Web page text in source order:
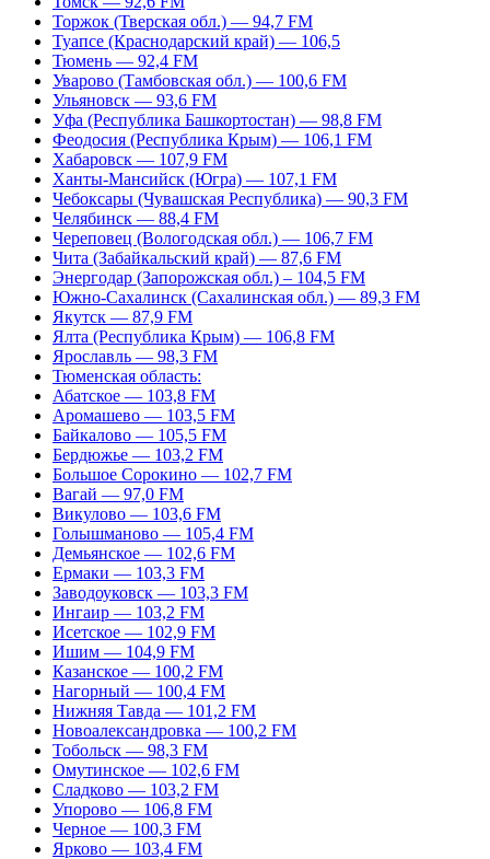
Торжок (Тверская обл.) — 94,7 FM
Туапсе (Краснодарский край) — 106,5
Тюмень — 92,4 FM
Уварово (Тамбовская обл.) — 100,6 FM
Ульяновск — 93,6 FM
Уфа (Республика Башкортостан) — 98,8 FM
Феодосия (Республика Крым) — 106,1 FM
Хабаровск — 107,9 FM
Ханты-Мансийск (Югра) — 107,1 FM
Чебоксары (Чувашская Республика) — 90,3 FM
Челябинск — 88,4 FM
Череповец (Вологодская обл.) — 106,7 FM
Чита (Забайкальский край) — 87,6 FM
Энергодар (Запорожская обл.) – 104,5 FM
Южно-Сахалинск (Сахалинская обл.) — 89,3 FM
Якутск — 87,9 FM
Ялта (Республика Крым) — 106,8 FM
Ярославль — 98,3 FM
Тюменская область:
Абатское — 103,8 FM
Аромашево — 103,5 FM
Байкалово — 105,5 FM
Бердюжье — 103,2 FM
Большое Сорокино — 102,7 FM
Вагай — 97,0 FM
Викулово — 103,6 FM
Голышманово — 105,4 FM
Демьянское — 102,6 FM
Ермаки — 103,3 FM
Заводоуковск — 103,3 FM
Ингаир — 103,2 FM
Исетское — 102,9 FM
Ишим — 104,9 FM
Казанское — 100,2 FM
Нагорный — 100,4 FM
Нижняя Тавда — 101,2 FM
Новоалександровка — 100,2 FM
Тобольск — 98,3 FM
Омутинское — 102,6 FM
Сладково — 103,2 FM
Упорово — 106,8 FM
Черное — 100,3 FM
Ярково — 103,4 FM